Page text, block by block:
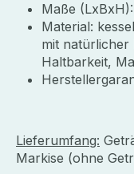
Maße
Material:
mit
Haltbarkeit,
Lieferumfang:
Markise (ohne